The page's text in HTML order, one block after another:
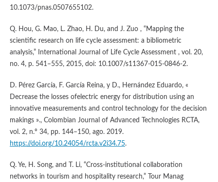
10.1073/pnas.0507655102.
Q. Hou, G. Mao, L. Zhao, H. Du, and J. Zuo , “Mapping the
scientific research on life cycle assessment: a bibliometric
analysis,” International Journal of Life Cycle Assessment , vol. 20,
no. 4, p. 541–555, 2015, doi: 10.1007/s11367-015-0846-2.
D. Pérez García, F. García Reina, y D., Hernández Eduardo, «
Decrease the losses ofelectric energy for distribution using an
innovative measurements and control technology for the decision
makings »., Colombian Journal of Advanced Technologies RCTA,
vol. 2, n.º 34, pp. 144–150, ago. 2019.
https://doi.org/10.24054/rcta.v2i34.75.
Q. Ye, H. Song, and T. Li, “Cross-institutional collaboration
networks in tourism and hospitality research,” Tour Manag